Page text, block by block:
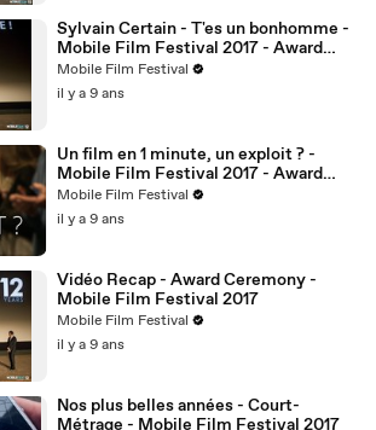
Sylvain Certain - T'es un bonhomme -
Mobile Film Festival 2017 - Award
Ceremony
Mobile Film Festival
il y a 9 ans
Un film en 1 minute, un exploit ? -
Mobile Film Festival 2017 - Award
Ceremony
Mobile Film Festival
il y a 9 ans
Vidéo Recap - Award Ceremony -
Mobile Film Festival 2017
Mobile Film Festival
il y a 9 ans
Nos plus belles années - Court-
Métrage - Mobile Film Festival 2017